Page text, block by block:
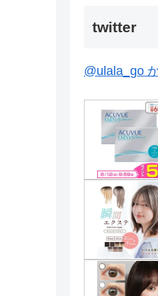
twitter
@ulala_go